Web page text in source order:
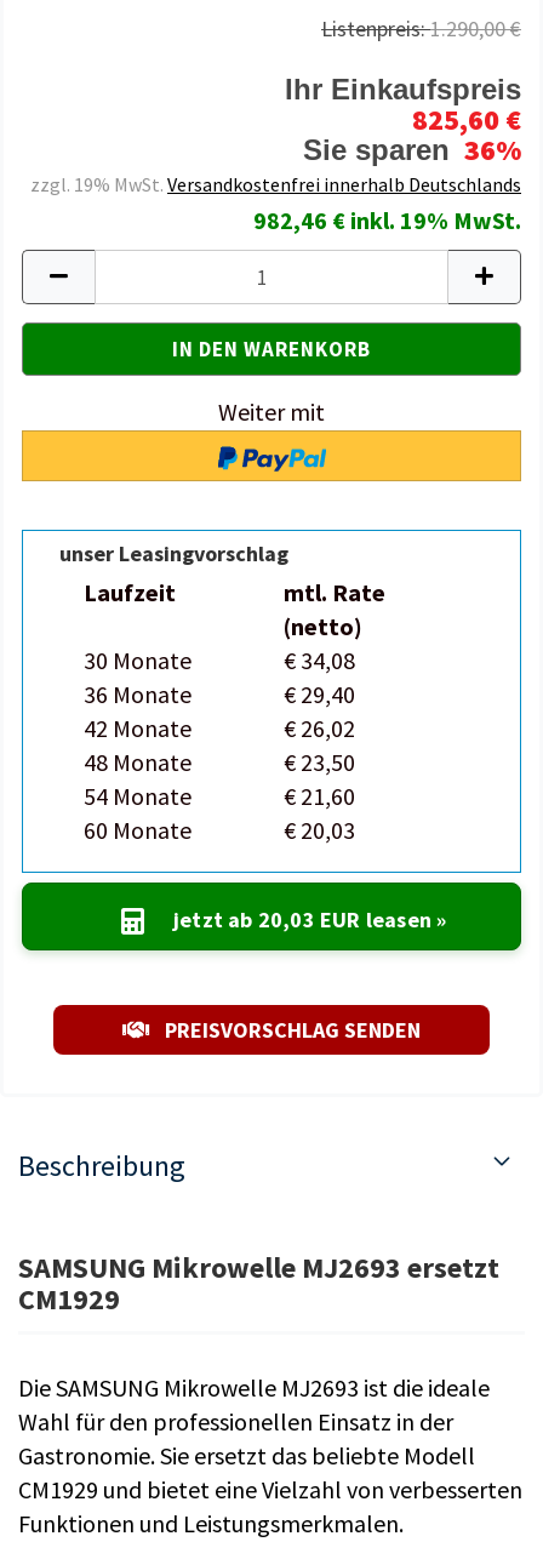
Listenpreis:1.290,00 €
Ihr Einkaufspreis
825,60 €
Sie sparen 36%
zzgl. 19% MwSt. Versandkostenfrei innerhalb Deutschlands
982,46 € inkl. 19% MwSt.
Weiter mit
unser Leasingvorschlag
Laufzeit
mtl. Rate
(netto)
30 Monate
€ 34,08
36 Monate
€ 29,40
42 Monate
€ 26,02
48 Monate
€ 23,50
54 Monate
€ 21,60
60 Monate
€ 20,03
jetzt ab 20,03 EUR leasen »
PREISVORSCHLAG SENDEN
Beschreibung
SAMSUNG Mikrowelle MJ2693 ersetzt
CM1929
Die SAMSUNG Mikrowelle MJ2693 ist die ideale
Wahl für den professionellen Einsatz in der
Gastronomie. Sie ersetzt das beliebte Modell
CM1929 und bietet eine Vielzahl von verbesserten
Funktionen und Leistungsmerkmalen.